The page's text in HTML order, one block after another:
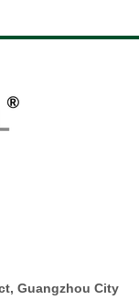
Guangzhou City